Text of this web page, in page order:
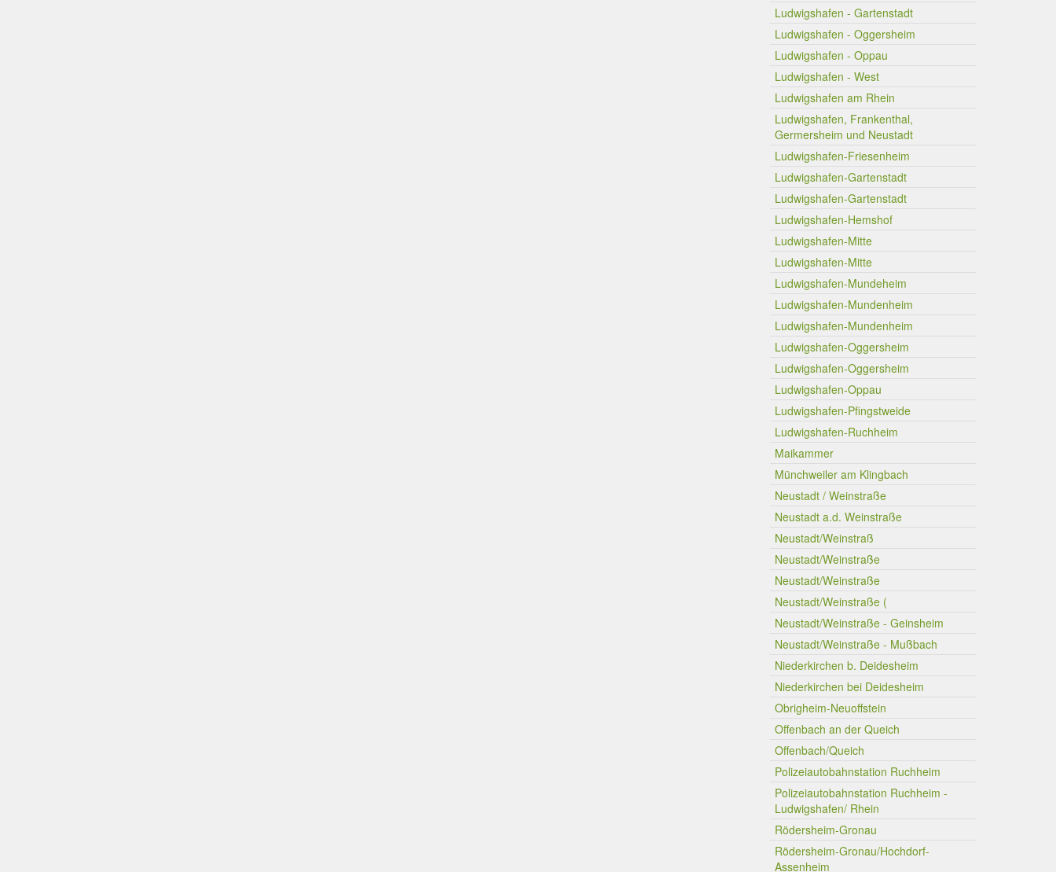
Ludwigshafen - Gartenstadt
Ludwigshafen - Oggersheim
Ludwigshafen - Oppau
Ludwigshafen - West
Ludwigshafen am Rhein
Ludwigshafen, Frankenthal,
Germersheim und Neustadt
Ludwigshafen-Friesenheim
Ludwigshafen-Gartenstadt
Ludwigshafen-Gartenstadt
Ludwigshafen-Hemshof
Ludwigshafen-Mitte
Ludwigshafen-Mitte
Ludwigshafen-Mundeheim
Ludwigshafen-Mundenheim
Ludwigshafen-Mundenheim
Ludwigshafen-Oggersheim
Ludwigshafen-Oggersheim
Ludwigshafen-Oppau
Ludwigshafen-Pfingstweide
Ludwigshafen-Ruchheim
Maikammer
Münchweiler am Klingbach
Neustadt / Weinstraße
Neustadt a.d. Weinstraße
Neustadt/Weinstraß
Neustadt/Weinstraße
Neustadt/Weinstraße
Neustadt/Weinstraße (
Neustadt/Weinstraße - Geinsheim
Neustadt/Weinstraße - Mußbach
Niederkirchen b. Deidesheim
Niederkirchen bei Deidesheim
Obrigheim-Neuoffstein
Offenbach an der Queich
Offenbach/Queich
Polizeiautobahnstation Ruchheim
Polizeiautobahnstation Ruchheim -
Ludwigshafen/ Rhein
Rödersheim-Gronau
Rödersheim-Gronau/Hochdorf-
Assenheim